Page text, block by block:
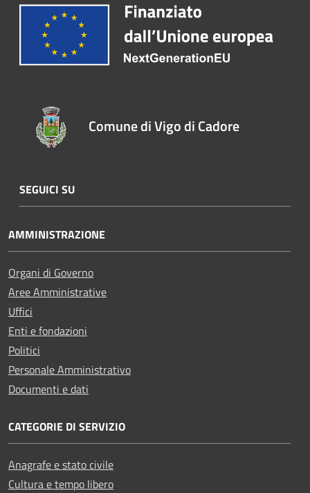
Comune di Vigo di Cadore
SEGUICI SU
AMMINISTRAZIONE
Organi di Governo
Aree Amministrative
Uffici
Enti e fondazioni
Politici
Personale Amministrativo
Documenti e dati
CATEGORIE DI SERVIZIO
Anagrafe e stato civile
Cultura e tempo libero